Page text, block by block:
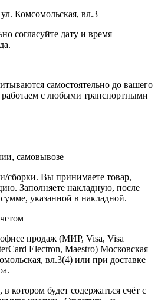
Комсомольская, вл.3
согласуйте дату и время
самостоятельно до вашего
с любыми транспортными
самовывозе
сборки. Вы принимаете товар,
Заполняете накладную, после
указанной в накладной.
продаж (МИР, Visa, Visa
Electron, Maestro) Московская
вл.3(4) или при доставке
котором будет содержаться счёт с